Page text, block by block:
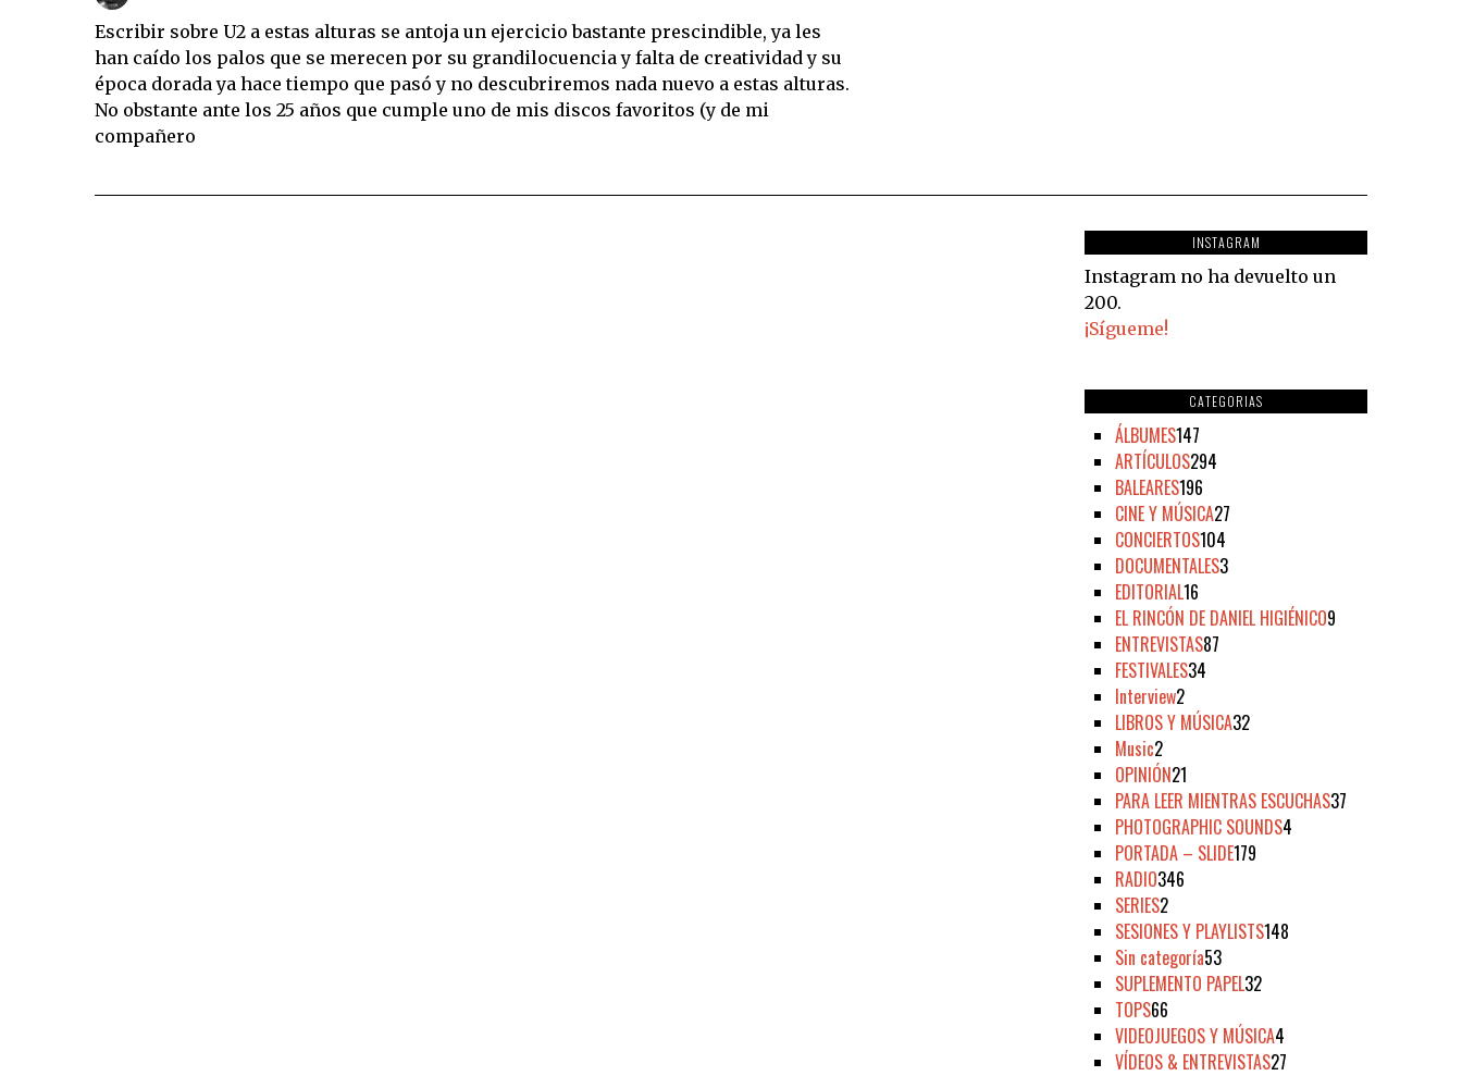
Escribir sobre U2 a estas alturas se antoja un ejercicio bastante prescindible, ya les
han caído los palos que se merecen por su grandilocuencia y falta de creatividad y su
época dorada ya hace tiempo que pasó y no descubriremos nada nuevo a estas alturas.
No obstante ante los 25 años que cumple uno de mis discos favoritos (y de mi
compañero
INSTAGRAM
Instagram no ha devuelto un
200.
¡Sígueme!
CATEGORIAS
ÁLBUMES147
ARTÍCULOS294
BALEARES196
CINE Y MÚSICA27
CONCIERTOS104
DOCUMENTALES3
EDITORIAL16
EL RINCÓN DE DANIEL HIGIÉNICO9
ENTREVISTAS87
FESTIVALES34
Interview2
LIBROS Y MÚSICA32
Music2
OPINIÓN21
PARA LEER MIENTRAS ESCUCHAS37
PHOTOGRAPHIC SOUNDS4
PORTADA – SLIDE179
RADIO346
SERIES2
SESIONES Y PLAYLISTS148
Sin categoría53
SUPLEMENTO PAPEL32
TOPS66
VIDEOJUEGOS Y MÚSICA4
VÍDEOS & ENTREVISTAS27